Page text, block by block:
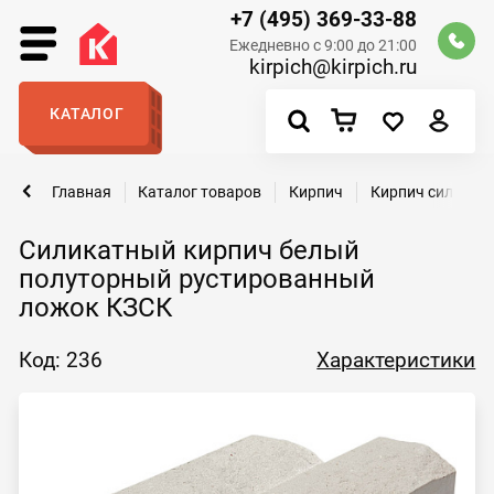
+7 (495) 369-33-88
Ежедневно с 9:00 до 21:00
kirpich@kirpich.ru
КАТАЛОГ
Силикатный кирпич белый
полуторный рустированный
ложок КЗСК
Главная Каталог товаров Кирпич Кирпич
Код: 236 Характеристики